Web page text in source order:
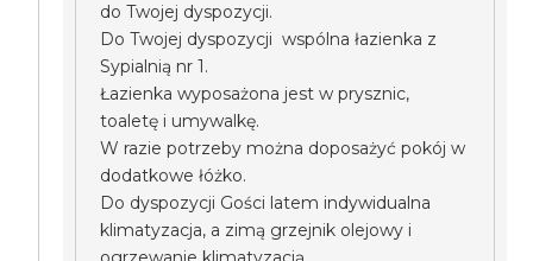
do Twojej dyspozycji.
Do Twojej dyspozycji wspólna łazienka z
Sypialnią nr 1.
Łazienka wyposażona jest w prysznic,
toaletę i umywalkę.
W razie potrzeby można doposażyć pokój w
dodatkowe łóżko.
Do dyspozycji Gości latem indywidualna
klimatyzacja, a zimą grzejnik olejowy i